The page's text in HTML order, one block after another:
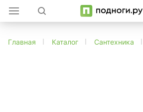
Главная Каталог Сантехника